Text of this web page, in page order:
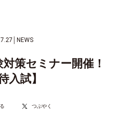
NEWS
対策セミナー開催！
入試】
つぶやく